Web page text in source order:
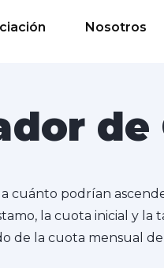
Nosotros
de
cuánto podrían
la cuota inicial y la
de la cuota mensual